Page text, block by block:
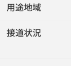
用途地域
接道状況